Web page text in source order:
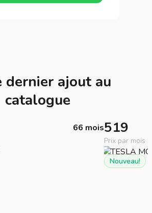
dernier ajout au
catalogue
66 mois519
Prix par mois
Nouveau!